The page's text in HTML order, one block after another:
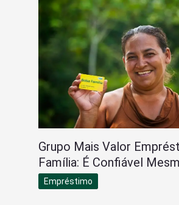
Grupo Mais Valor
Família: É Confiável
Empréstimo